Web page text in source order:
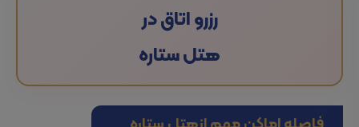
رزرو اتاق در
هتل ستاره